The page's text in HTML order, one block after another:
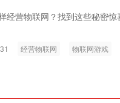
经营物联网？找到这些秘密
经营物联网 物联网游戏